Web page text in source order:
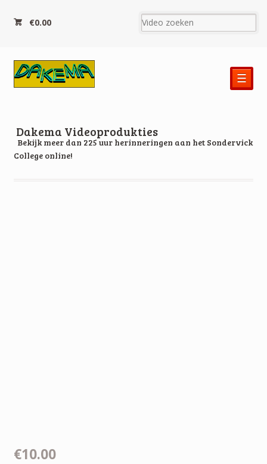
€0.00
☰
Dakema Videoprodukties
Bekijk meer dan 225 uur herinneringen aan het Sondervick
College online!
€10.00